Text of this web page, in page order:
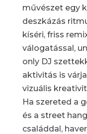
művészet egy
deszkázás
kíséri, friss
válogatással,
only DJ
aktivitás is
vizuális
Ha szereted a
és a street
családdal,